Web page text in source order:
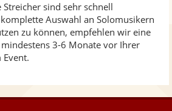
sind sehr schnell
Auswahl an Solomusikern
zu können, empfehlen wir eine
3-6 Monate vor Ihrer